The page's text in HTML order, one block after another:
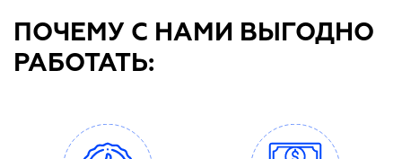
ПОЧЕМУ С НАМИ ВЫГОДНО
РАБОТАТЬ: